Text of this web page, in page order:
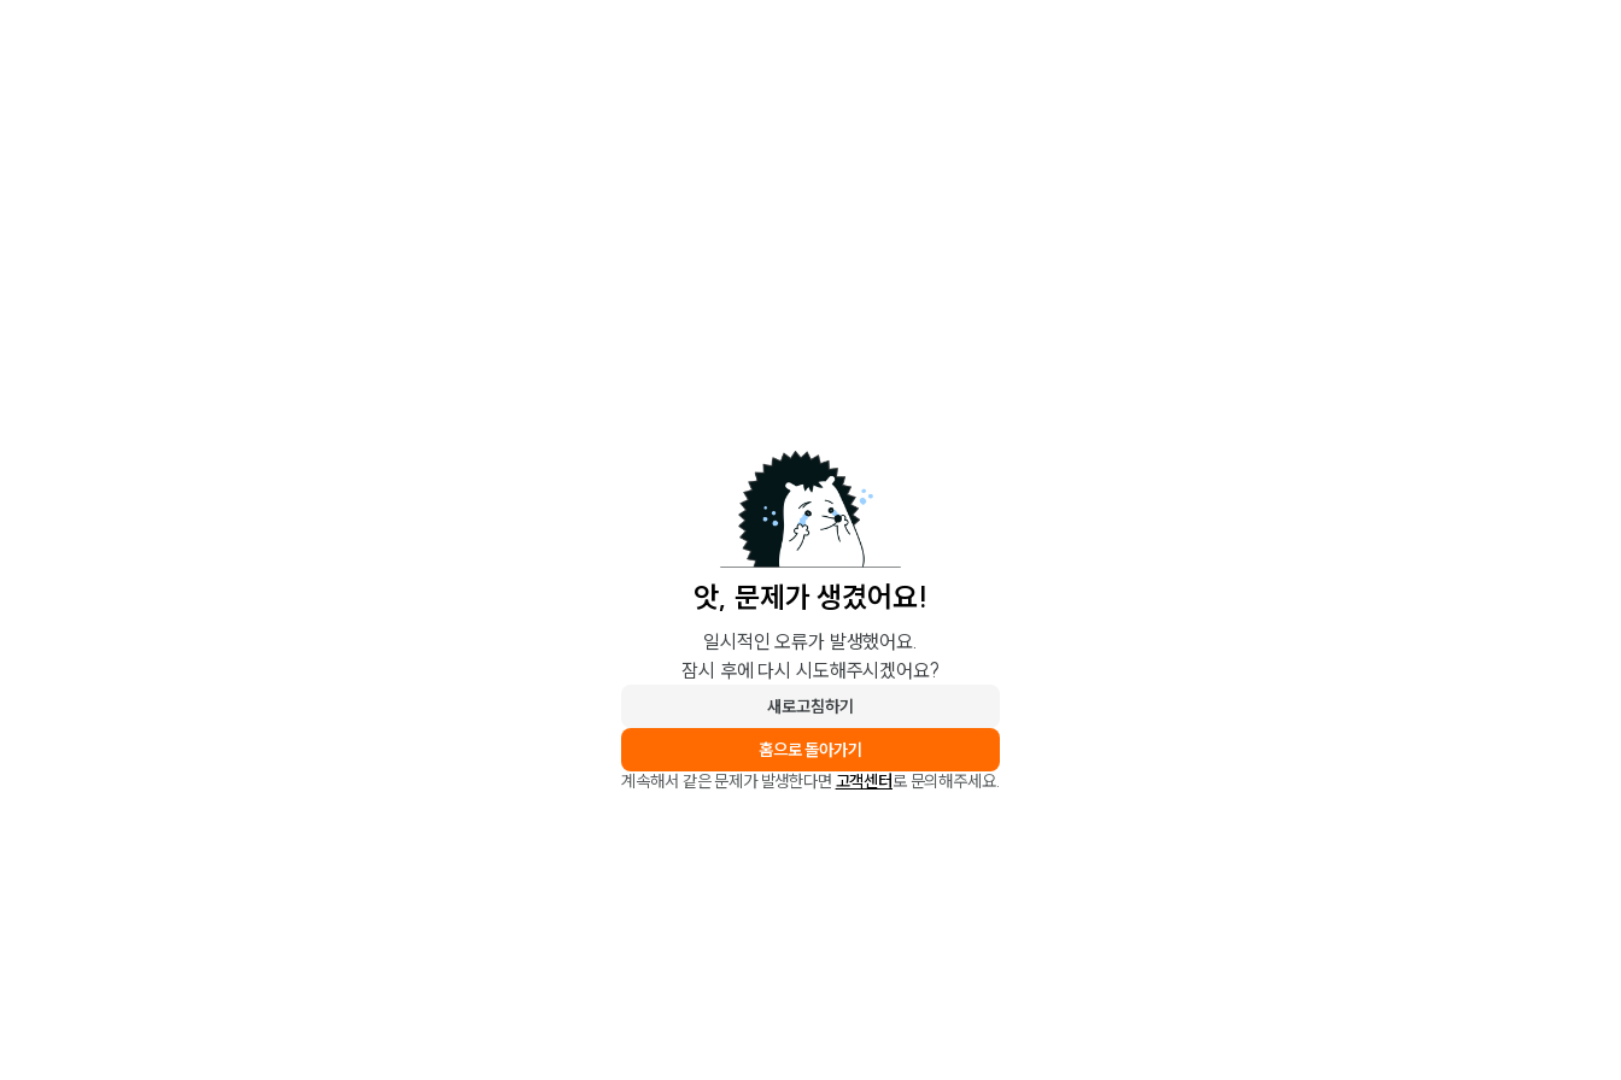
앗, 문제가 생겼어요!
일시적인 오류가 발생했어요.
잠시 후에 다시 시도해주시겠어요?
새로고침하기
홈으로 돌아가기
계속해서 같은 문제가 발생한다면 고객센터로 문의해주세요.